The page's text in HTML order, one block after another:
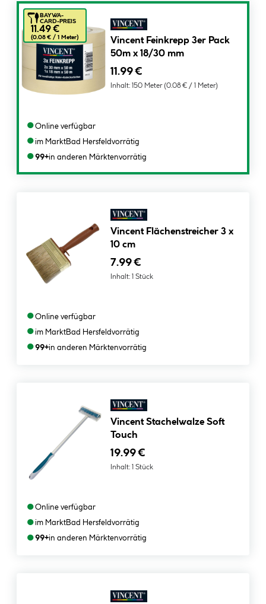
BAYWA-
CARD-PREIS
11.49 €
(0.08 € / 1 Meter)
Vincent Feinkrepp 3er Pack
50m x 18/30 mm
11.99 €
Inhalt: 150 Meter (0.08 € / 1 Meter)
●Online verfügbar
●im MarktBad Hersfeldvorrätig
●99+in anderen Märktenvorrätig
Vincent Flächenstreicher 3 x
10 cm
7.99 €
Inhalt: 1 Stück
●Online verfügbar
●im MarktBad Hersfeldvorrätig
●99+in anderen Märktenvorrätig
Vincent Stachelwalze Soft
Touch
19.99 €
Inhalt: 1 Stück
●Online verfügbar
●im MarktBad Hersfeldvorrätig
●99+in anderen Märktenvorrätig